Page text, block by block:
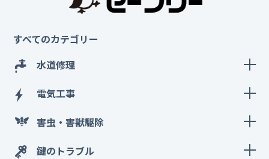
すべてのカテゴリー
水道修理
電気工事
害虫・害獣駆除
鍵のトラブル